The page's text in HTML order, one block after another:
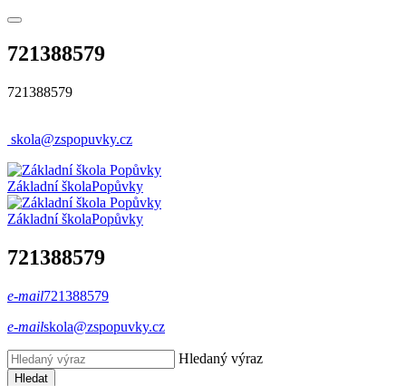
721388579
721388579
skola@zspopuvky.cz
Základní školaPopůvky
Základní školaPopůvky
721388579
e-mail721388579
e-mailskola@zspopuvky.cz
Hledaný výraz
Hledat